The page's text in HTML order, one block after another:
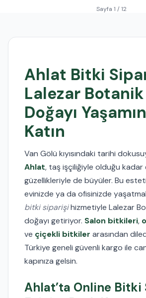
Sayfa 1 / 12
Ahlat Bitki
Lalezar
Doğayı
Katın
Van Gölü kıyısındaki tarihi
Ahlat, taş işçiliğiyle olduğu kadar
güzellikleriyle de büyüler. Bu
evinizde ya da ofisinizde
bitki siparişihizmetiyle Lalezar
doğayı getiriyor. Salon bitkileri,
ve çiçekli bitkiler arasından
Türkiye geneli güvenli kargo ile
kapınıza gelsin.
Ahlat’ta Online Bitki